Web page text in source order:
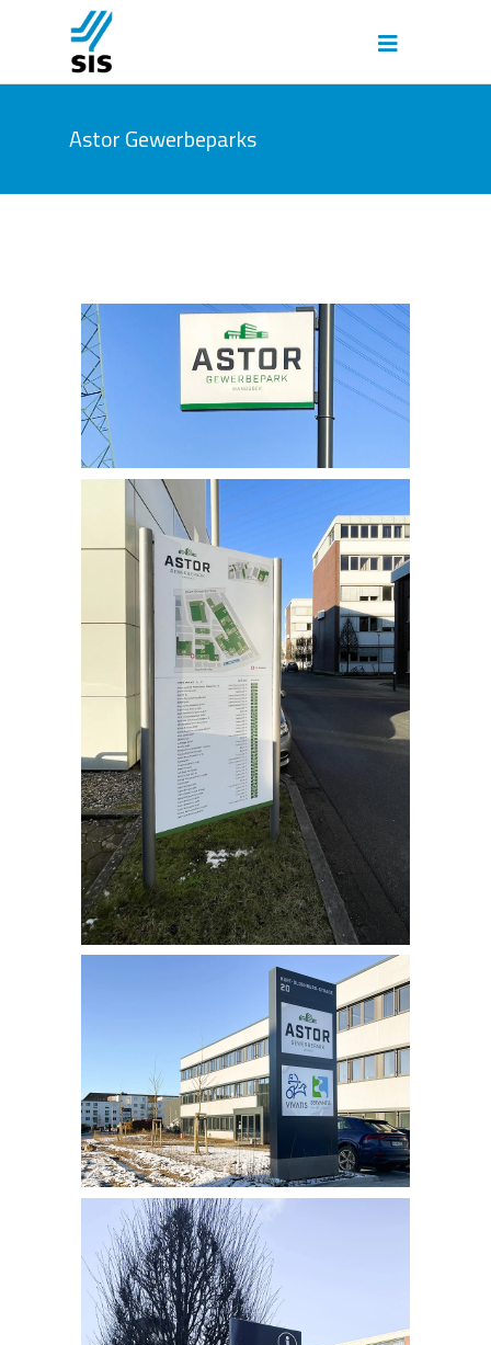
Astor Gewerbeparks